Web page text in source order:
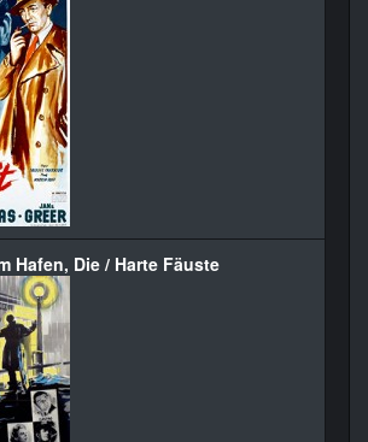
Hafen, Die / Harte Fäuste